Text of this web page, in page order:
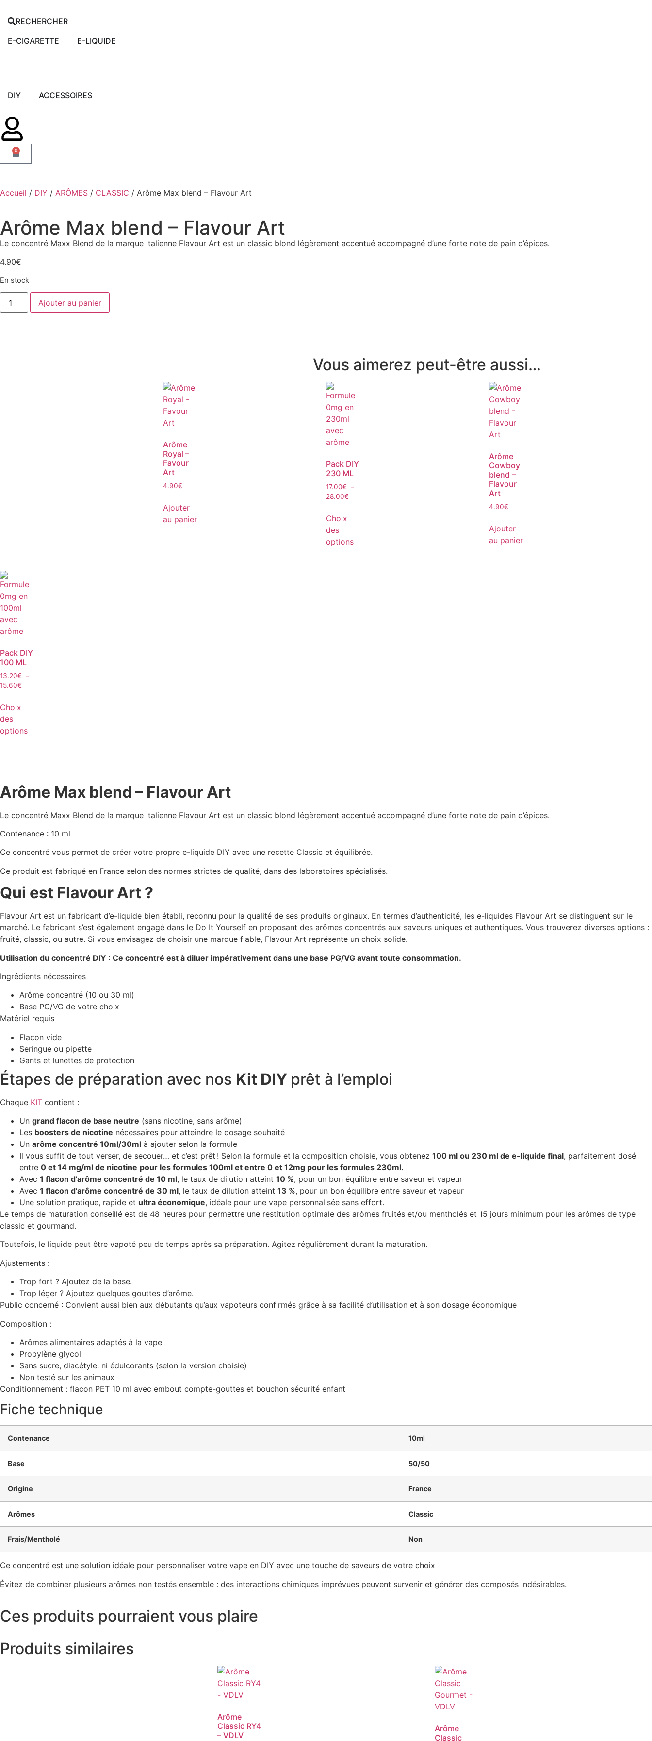
RECHERCHER
E-CIGARETTE
E-LIQUIDE
DIY ACCESSOIRES
0
Accueil / DIY / ARÔMES / CLASSIC / Arôme Max blend – Flavour Art
Arôme Max blend – Flavour Art
Le concentré Maxx Blend de la marque Italienne Flavour Art est un classic blond légèrement accentué accompagné d’une forte note de pain d’épices.
4.90€
En stock
Ajouter au panier
Vous aimerez peut-être aussi…
Arôme
Royal –
Favour
Art
4.90€
Ajouter
au panier
Pack DIY
230 ML
17.00€ –
28.00€
Choix
des
options
Arôme
Cowboy
blend –
Flavour
Art
4.90€
Ajouter
au panier
Pack DIY
100 ML
13.20€ –
15.60€
Choix
des
options
Arôme Max blend – Flavour Art
Le concentré Maxx Blend de la marque Italienne Flavour Art est un classic blond légèrement accentué accompagné d’une forte note de pain d’épices.
Contenance : 10 ml
Ce concentré vous permet de créer votre propre e-liquide DIY avec une recette Classic et équilibrée.
Ce produit est fabriqué en France selon des normes strictes de qualité, dans des laboratoires spécialisés.
Qui est Flavour Art ?
Flavour Art est un fabricant d’e-liquide bien établi, reconnu pour la qualité de ses produits originaux. En termes d’authenticité, les e-liquides Flavour Art se distinguent sur le
marché. Le fabricant s’est également engagé dans le Do It Yourself en proposant des arômes concentrés aux saveurs uniques et authentiques. Vous trouverez diverses options :
fruité, classic, ou autre. Si vous envisagez de choisir une marque fiable, Flavour Art représente un choix solide.
Utilisation du concentré DIY : Ce concentré est à diluer impérativement dans une base PG/VG avant toute consommation.
Ingrédients nécessaires
Arôme concentré (10 ou 30 ml)
Base PG/VG de votre choix
Matériel requis
Flacon vide
Seringue ou pipette
Gants et lunettes de protection
Étapes de préparation avec nos Kit DIY prêt à l’emploi
Chaque KIT contient :
Un grand flacon de base neutre (sans nicotine, sans arôme)
Les boosters de nicotine nécessaires pour atteindre le dosage souhaité
Un arôme concentré 10ml/30ml à ajouter selon la formule
Il vous suffit de tout verser, de secouer… et c’est prêt ! Selon la formule et la composition choisie, vous obtenez 100 ml ou 230 ml de e-liquide final, parfaitement dosé
entre 0 et 14 mg/ml de nicotine pour les formules 100ml et entre 0 et 12mg pour les formules 230ml.
Avec 1 flacon d’arôme concentré de 10 ml, le taux de dilution atteint 10 %, pour un bon équilibre entre saveur et vapeur
Avec 1 flacon d’arôme concentré de 30 ml, le taux de dilution atteint 13 %, pour un bon équilibre entre saveur et vapeur
Une solution pratique, rapide et ultra économique, idéale pour une vape personnalisée sans effort.
Le temps de maturation conseillé est de 48 heures pour permettre une restitution optimale des arômes fruités et/ou mentholés et 15 jours minimum pour les arômes de type
classic et gourmand.
Toutefois, le liquide peut être vapoté peu de temps après sa préparation. Agitez régulièrement durant la maturation.
Ajustements :
Trop fort ? Ajoutez de la base.
Trop léger ? Ajoutez quelques gouttes d’arôme.
Public concerné : Convient aussi bien aux débutants qu’aux vapoteurs confirmés grâce à sa facilité d’utilisation et à son dosage économique
Composition :
Arômes alimentaires adaptés à la vape
Propylène glycol
Sans sucre, diacétyle, ni édulcorants (selon la version choisie)
Non testé sur les animaux
Conditionnement : flacon PET 10 ml avec embout compte-gouttes et bouchon sécurité enfant
Fiche technique
Contenance 10ml
Base 50/50
Origine France
Arômes Classic
Frais/Mentholé Non
Ce concentré est une solution idéale pour personnaliser votre vape en DIY avec une touche de saveurs de votre choix
Évitez de combiner plusieurs arômes non testés ensemble : des interactions chimiques imprévues peuvent survenir et générer des composés indésirables.
Ces produits pourraient vous plaire
Produits similaires
Arôme
Classic RY4
– VDLV
Arôme
Classic